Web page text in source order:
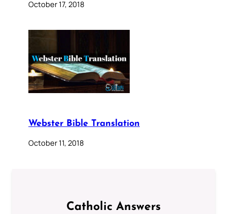
October 17, 2018
Webster Bible Translation
October 11, 2018
Catholic Answers